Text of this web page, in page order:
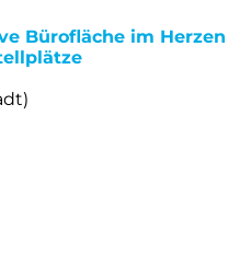
Bürofläche im Herzen